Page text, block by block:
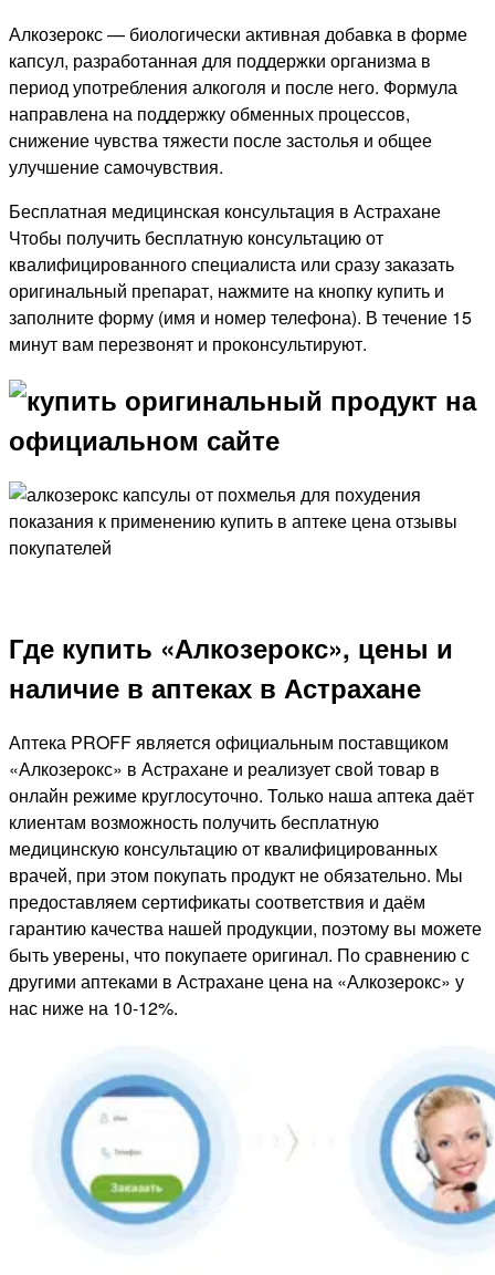
Алкозерокс — биологически активная добавка в форме
капсул, разработанная для поддержки организма в
период употребления алкоголя и после него. Формула
направлена на поддержку обменных процессов,
снижение чувства тяжести после застолья и общее
улучшение самочувствия.
Бесплатная медицинская консультация в Астрахане
Чтобы получить бесплатную консультацию от
квалифицированного специалиста или сразу заказать
оригинальный препарат, нажмите на кнопку купить и
заполните форму (имя и номер телефона). В течение 15
минут вам перезвонят и проконсультируют.
Где купить «Алкозерокс», цены и
наличие в аптеках в Астрахане
Аптека PROFF является официальным поставщиком
«Алкозерокс» в Астрахане и реализует свой товар в
онлайн режиме круглосуточно. Только наша аптека даёт
клиентам возможность получить бесплатную
медицинскую консультацию от квалифицированных
врачей, при этом покупать продукт не обязательно. Мы
предоставляем сертификаты соответствия и даём
гарантию качества нашей продукции, поэтому вы можете
быть уверены, что покупаете оригинал. По сравнению с
другими аптеками в Астрахане цена на «Алкозерокс» у
нас ниже на 10-12%.